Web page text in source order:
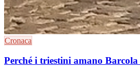
Cronaca
Perché i triestini amano